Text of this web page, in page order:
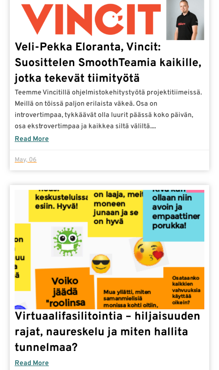
Veli-Pekka Eloranta, Vincit:
Suosittelen SmoothTeamia kaikille,
jotka tekevät tiimityötä
Teemme Vincitillä ohjelmistokehitystyötä projektitiimeissä.
Meillä on töissä paljon erilaista väkeä. Osa on
introvertimpaa, tykkäävät olla luurit päässä koko päivän,
osa ekstrovertimpaa ja kaikkea siltä väliltä....
Read More
May, 06
Virtuaalifasilitointia – hiljaisuuden
rajat, naureskelu ja miten hallita
tunnelmaa?
Read More